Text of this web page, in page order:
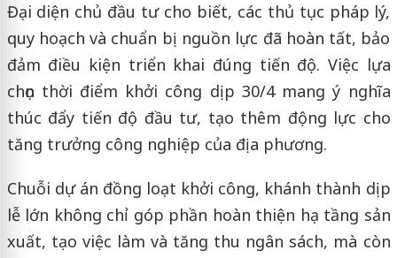
Đại diện chủ đầu tư cho biết, các thủ tục pháp lý,
quy hoạch và chuẩn bị nguồn lực đã hoàn tất, bảo
đảm điều kiện triển khai đúng tiến độ. Việc lựa
chọn thời điểm khởi công dịp 30/4 mang ý nghĩa
thúc đẩy tiến độ đầu tư, tạo thêm động lực cho
tăng trưởng công nghiệp của địa phương.
Chuỗi dự án đồng loạt khởi công, khánh thành dịp
lễ lớn không chỉ góp phần hoàn thiện hạ tầng sản
xuất, tạo việc làm và tăng thu ngân sách, mà còn